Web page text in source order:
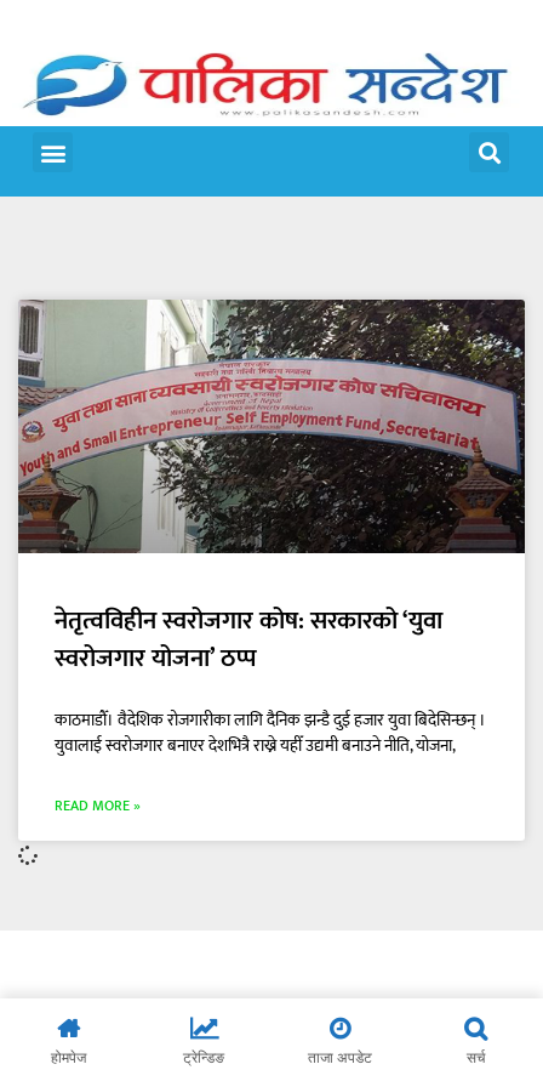
नेतृत्वविहीन स्वरोजगार कोष: सरकारको ‘युवा
स्वरोजगार योजना’ ठप्प
काठमाडौँ। वैदेशिक रोजगारीका लागि दैनिक झन्डै दुई हजार युवा बिदेसिन्छन् ।
युवालाई स्वरोजगार बनाएर देशभित्रै राख्ने यहीँ उद्यमी बनाउने नीति, योजना,
READ MORE »
होमपेज ट्रेन्डिङ ताजा अपडेट सर्च